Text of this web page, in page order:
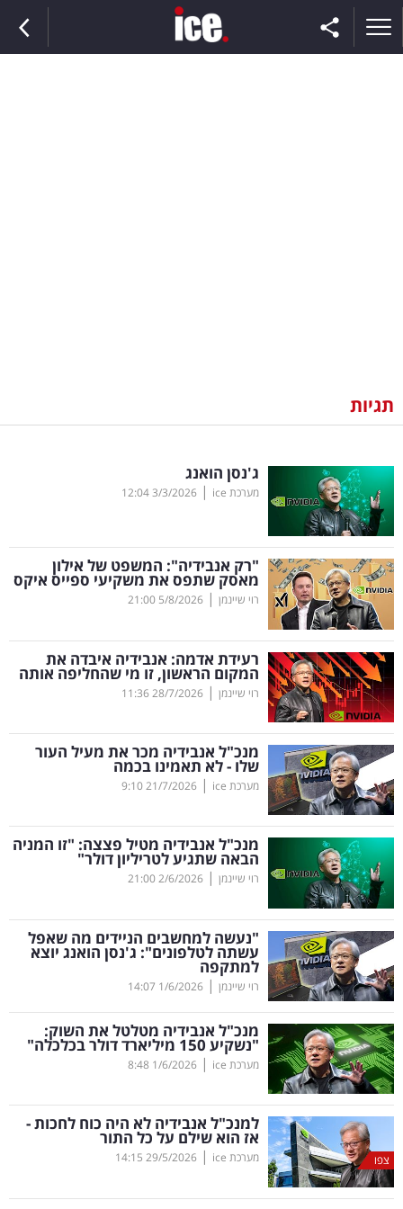
וצרכנות
דיגיטל
וטק
שיווק
ופרסום
משפט
מדדים
ומחקרים
דעות
רכילות
עסקית
קריפטו
ויראלי
טלוויזיה
עסקי
ספורט
קריירה
ולימודים
מינויים
רייטינג
רכב
תגיות
ג'נסן הואנג
מערכת ice |
3/3/2026
12:04
"רק אנבידיה": המשפט של אילון
מאסק שתפס את משקיעי ספייס איקס
רוי שיינמן |
5/8/2026
21:00
רעידת אדמה: אנבידיה איבדה את
המקום הראשון, זו מי שהחליפה אותה
רוי שיינמן |
28/7/2026
11:36
מנכ"ל אנבידיה מכר את מעיל העור
שלו - לא תאמינו בכמה
מערכת ice |
21/7/2026
9:10
מנכ"ל אנבידיה מטיל פצצה: "זו המניה
הבאה שתגיע לטריליון דולר"
רוי שיינמן |
2/6/2026
21:00
"נעשה למחשבים הניידים מה שאפל
עשתה לטלפונים": ג'נסן הואנג יוצא
למתקפה
רוי שיינמן |
1/6/2026
14:07
מנכ"ל אנבידיה מטלטל את השוק:
"נשקיע 150 מיליארד דולר בכלכלה"
מערכת ice |
1/6/2026
8:48
צפו
למנכ"ל אנבידיה לא היה כוח לחכות -
אז הוא שילם על כל התור
מערכת ice |
29/5/2026
14:15